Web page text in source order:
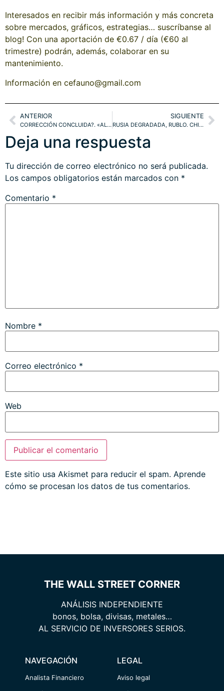
Interesados en recibir más información y más concreta
sobre mercados, gráficos, estrategias… suscríbanse al
blog! Con una aportación de €0.67 / día (€60 al
trimestre) podrán, además, colaborar en su
mantenimiento.
Información en cefauno@gmail.com
ANTERIOR
CORRECCIÓN CONCLUIDA?. «ALOCADAS» PREVISIONES. S&P =>2.500
SIGUIENTE
RUSIA DEGRADADA, RUBLO. CHINA INQUIETANTE. DOW JONES REBOTANDO. EURO-DÓLAR TÉCNICAMENTE
Deja una respuesta
Tu dirección de correo electrónico no será publicada.
Los campos obligatorios están marcados con *
Comentario *
Nombre *
Correo electrónico *
Web
Este sitio usa Akismet para reducir el spam. Aprende
cómo se procesan los datos de tus comentarios.
THE WALL STREET CORNER
ANÁLISIS INDEPENDIENTE
bonos, bolsa, divisas, metales…
AL SERVICIO DE INVERSORES SERIOS.
NAVEGACIÓN
Analista Financiero
LEGAL
Aviso legal